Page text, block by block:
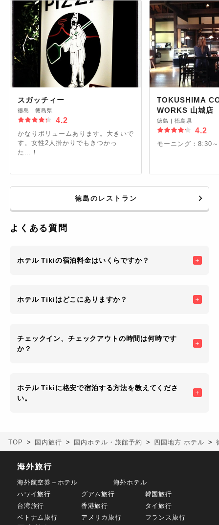
スガッチィー
徳島 徳島県
4.2
かなりボリュームあります。大きいで
す。女性2人掛かりでもきつかっ
た…！
TOKUSHIMA
WORKS 山城店
徳島 徳島県
4.2
モーニング：8:30
徳島のレストラン
よくある質問
ホテル Tikiの宿泊料金はいくらですか？
ホテル Tikiはどこにありますか？
チェックイン、チェックアウトの時間は何時です
か？
ホテル Tikiに格安で宿泊する方法を教えてくださ
い。
TOP 国内旅行 国内ホテル・旅館予約 四国地方 ホテル
海外旅行
海外航空券＋ホテル
海外ホテル
ハワイ旅行
グアム旅行
韓国旅行
台湾旅行
香港旅行
タイ旅行
ベトナム旅行
アメリカ旅行 フランス旅行